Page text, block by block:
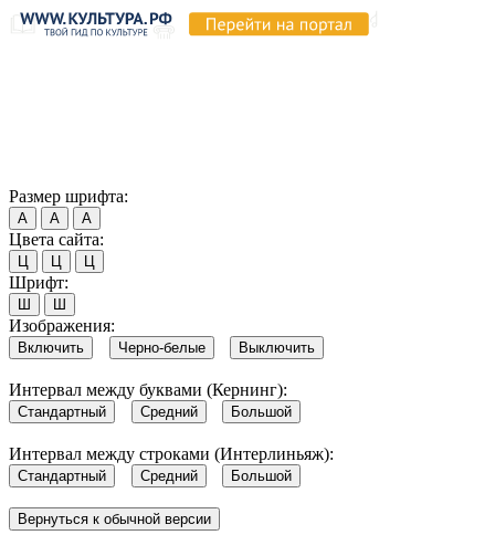
Размер шрифта:
А А А
Цвета сайта:
Ц Ц Ц
Шрифт:
Ш Ш
Изображения:
Включить Черно-белые Выключить
Интервал между буквами (Кернинг):
Стандартный Средний Большой
Интервал между строками (Интерлиньяж):
Стандартный Средний Большой
Вернуться к обычной версии